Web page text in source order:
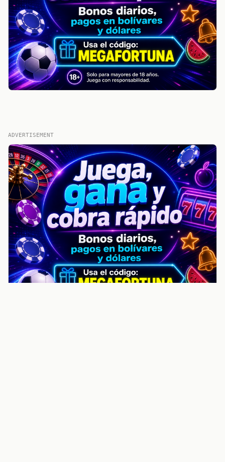
ADVERTISEMENT